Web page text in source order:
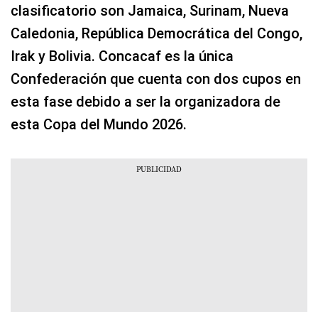
clasificatorio son Jamaica, Surinam, Nueva
Caledonia, República Democrática del Congo,
Irak y Bolivia. Concacaf es la única
Confederación que cuenta con dos cupos en
esta fase debido a ser la organizadora de
esta Copa del Mundo 2026.